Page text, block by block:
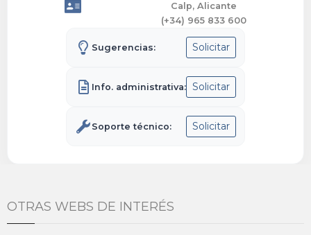
Calp, Alicante
(+34) 965 833 600
Sugerencias: Solicitar
Info. administrativa: Solicitar
Soporte técnico: Solicitar
OTRAS WEBS DE INTERÉS